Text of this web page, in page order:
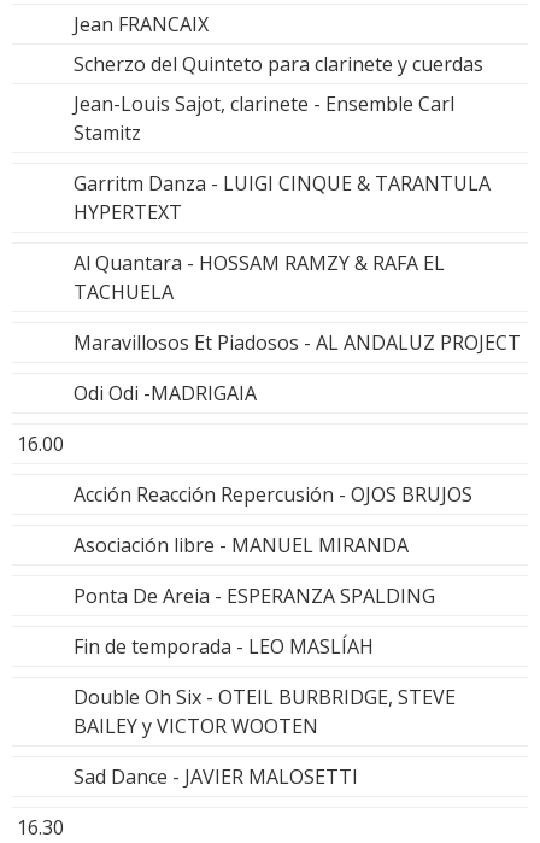
Jean FRANCAIX
Scherzo del Quinteto para clarinete y cuerdas
Jean-Louis Sajot, clarinete - Ensemble Carl
Stamitz
Garritm Danza - LUIGI CINQUE & TARANTULA
HYPERTEXT
Al Quantara - HOSSAM RAMZY & RAFA EL
TACHUELA
Maravillosos Et Piadosos - AL ANDALUZ PROJECT
Odi Odi -MADRIGAIA
16.00
Acción Reacción Repercusión - OJOS BRUJOS
Asociación libre - MANUEL MIRANDA
Ponta De Areia - ESPERANZA SPALDING
Fin de temporada - LEO MASLÍAH
Double Oh Six - OTEIL BURBRIDGE, STEVE
BAILEY y VICTOR WOOTEN
Sad Dance - JAVIER MALOSETTI
16.30